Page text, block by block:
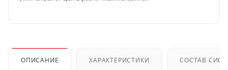
ОПИСАНИЕ ХАРАКТЕРИСТИКИ СОСТАВ